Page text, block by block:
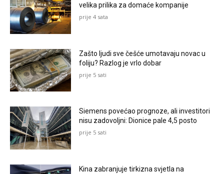
velika prilika za domaće kompanije
prije 4 sata
Zašto ljudi sve češće umotavaju novac u
foliju? Razlog je vrlo dobar
prije 5 sati
Siemens povećao prognoze, ali investitori
nisu zadovoljni: Dionice pale 4,5 posto
prije 5 sati
Kina zabranjuje tirkizna svjetla na